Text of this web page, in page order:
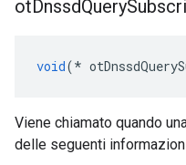
otDnssdQuery
void(*
Viene chiamato quando
delle seguenti